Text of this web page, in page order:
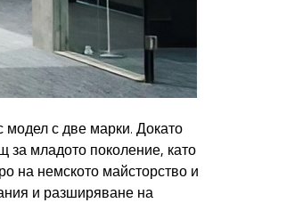
модел с две марки. Докато
младото поколение, като
на немското майсторство и
и разширяване на